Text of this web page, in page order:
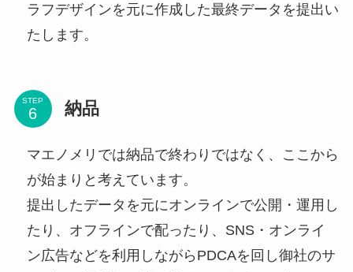
ラフデザインを元に作成した最終データを提出い
たします。
STEP 納品
マエノメリでは納品で終わりではなく、ここから
が始まりと考えています。
提出したデータを元にオンラインで公開・運用し
たり、オフラインで配ったり、SNS・オンライ
ン広告などを利用しながらPDCAを回し御社のサ